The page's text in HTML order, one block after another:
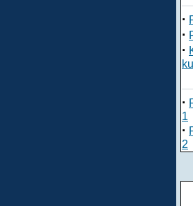
·
·
·
·
1
·
2